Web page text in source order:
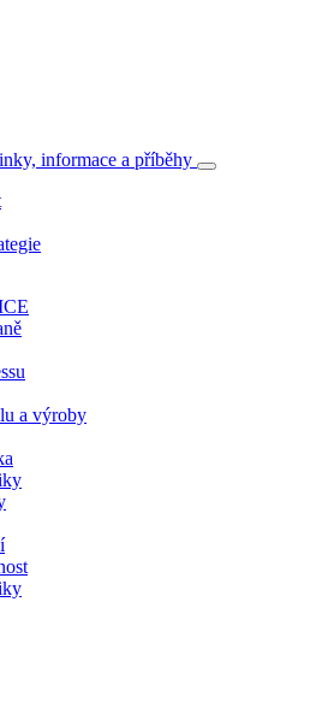
informace a příběhy
a výroby